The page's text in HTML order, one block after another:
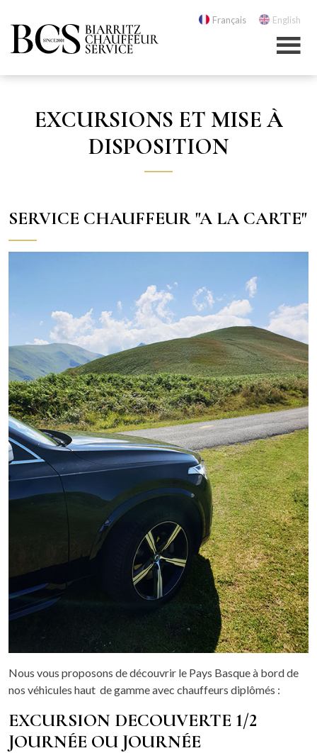
Français English
EXCURSIONS ET MISE À
DISPOSITION
SERVICE CHAUFFEUR "A LA CARTE"
Nous vous proposons de découvrir le Pays Basque à bord de
nos véhicules haut de gamme avec chauffeurs diplômés :
EXCURSION DECOUVERTE 1/2
JOURNÉE OU JOURNÉE